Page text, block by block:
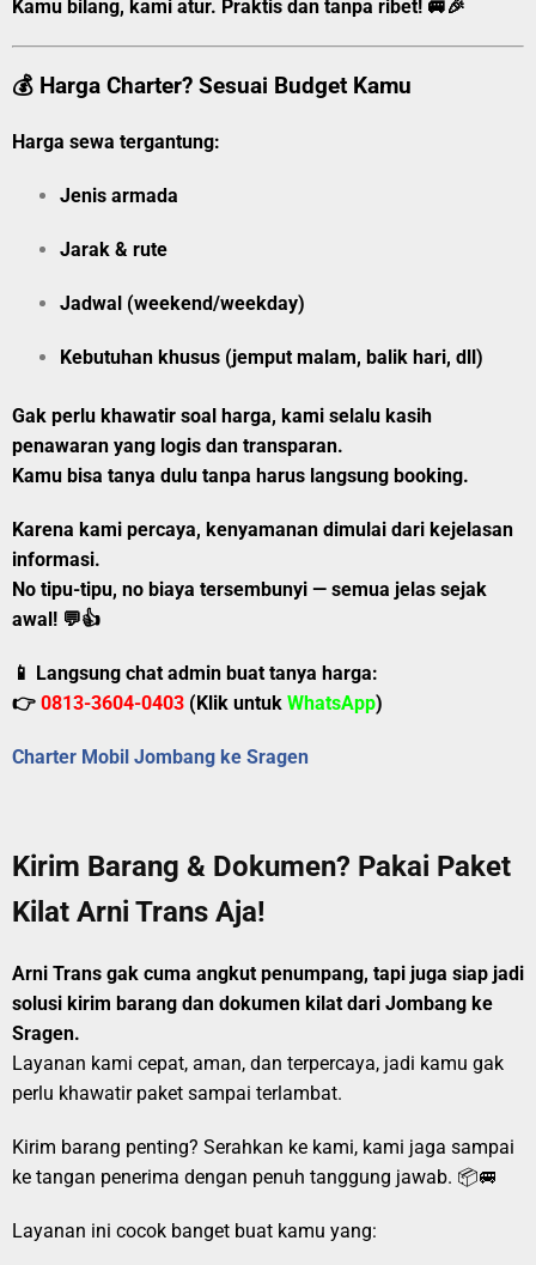
Kamu bilang, kami atur. Praktis dan tanpa ribet! 🚐🎉
💰 Harga Charter? Sesuai Budget Kamu
Harga sewa tergantung:
Jenis armada
Jarak & rute
Jadwal (weekend/weekday)
Kebutuhan khusus (jemput malam, balik hari, dll)
Gak perlu khawatir soal harga, kami selalu kasih
penawaran yang logis dan transparan.
Kamu bisa tanya dulu tanpa harus langsung booking.
Karena kami percaya, kenyamanan dimulai dari kejelasan
informasi.
No tipu-tipu, no biaya tersembunyi — semua jelas sejak
awal! 💬👍
📱 Langsung chat admin buat tanya harga:
👉 0813-3604-0403 (Klik untuk WhatsApp)
Charter Mobil Jombang ke Sragen
Kirim Barang & Dokumen? Pakai Paket
Kilat Arni Trans Aja!
Arni Trans gak cuma angkut penumpang, tapi juga siap jadi
solusi kirim barang dan dokumen kilat dari Jombang ke
Sragen.
Layanan kami cepat, aman, dan terpercaya, jadi kamu gak
perlu khawatir paket sampai terlambat.
Kirim barang penting? Serahkan ke kami, kami jaga sampai
ke tangan penerima dengan penuh tanggung jawab. 📦🚐
Layanan ini cocok banget buat kamu yang: